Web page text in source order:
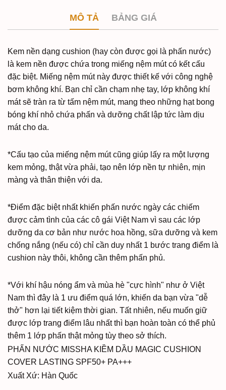
MÔ TẢ BẢNG GIÁ
Kem nền dạng cushion (hay còn được gọi là phấn nước)
là kem nền được chứa trong miếng nệm mút có kết cấu
đặc biệt. Miếng nệm mút này được thiết kế với công nghệ
bơm không khí. Bạn chỉ cần chạm nhẹ tay, lớp không khí
mát sẽ tràn ra từ tấm nệm mút, mang theo những hạt bong
bóng khí nhỏ chứa phấn và dưỡng chất lập tức làm dịu
mát cho da.
*Cấu tạo của miếng nệm mút cũng giúp lấy ra một lượng
kem mỏng, thật vừa phải, tạo nên lớp nền tự nhiên, mịn
màng và thân thiện với da.
*Điểm đặc biệt nhất khiến phấn nước ngày các chiếm
được cảm tình của các cô gái Việt Nam vì sau các lớp
dưỡng da cơ bản như nước hoa hồng, sữa dưỡng và kem
chống nắng (nếu có) chỉ cần duy nhất 1 bước trang điểm là
cushion này thôi, không cần thêm phấn phủ.
*Với khí hậu nóng ẩm và mùa hè "cực hình" như ở Việt
Nam thì đây là 1 ưu điểm quá lớn, khiến da bạn vừa "dễ
thở" hơn lại tiết kiệm thời gian. Tất nhiên, nếu muốn giữ
được lớp trang điểm lâu nhất thì bạn hoàn toàn có thể phủ
thêm 1 lớp phấn thật mỏng tùy theo sở thích.
PHẤN NƯỚC MISSHA KIỀM DẦU MAGIC CUSHION
COVER LASTING SPF50+ PA+++
Xuất Xứ: Hàn Quốc